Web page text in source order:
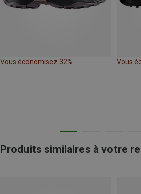
Vous économisez 32% Vous
Produits similaires à votre